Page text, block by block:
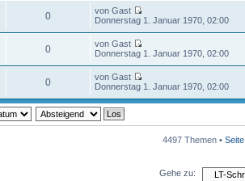
0
von Gast
Donnerstag 1. Januar 1970, 02:00
0
von Gast
Donnerstag 1. Januar 1970, 02:00
0
von Gast
Donnerstag 1. Januar 1970, 02:00
4497 Themen • Seite
Gehe zu: